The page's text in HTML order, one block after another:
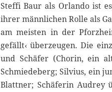
Steffi Baur als Orlando ist
ihrer männlichen Rolle als
am meisten in der
gefällt‹ überzeugen. Die einzelnen Szenen und Begegnungen der Schäferinnen
und Schäfer (Chorin, ein
Schmiedeberg; Silvius, ein
Blattner; Schäferin Audrey